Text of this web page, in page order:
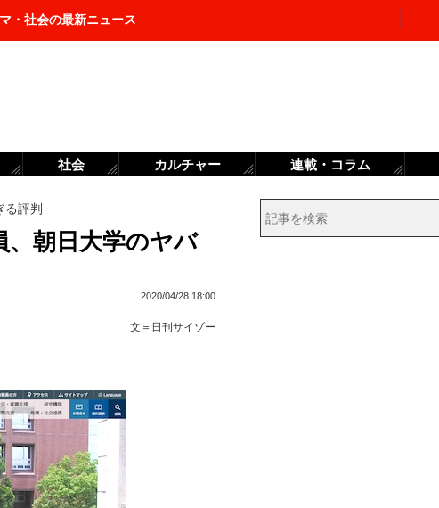
・社会の最新ニュース
る評判
、朝日大学のヤバ
2020/04/28 18:00
文＝ 日刊サイゾー
社会 カルチャー 連載・コラム